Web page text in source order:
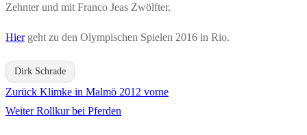
Zehnter und mit Franco Jeas Zwölfter.
Hiergeht zu den Olympischen Spielen 2016 in Rio.
Dirk Schrade
Beitragsnavigation
Zurück Vorheriger
Beitrag:
Klimke in Malmö 2012 vorne
Weiter Nächster
Rollkur bei Pferden